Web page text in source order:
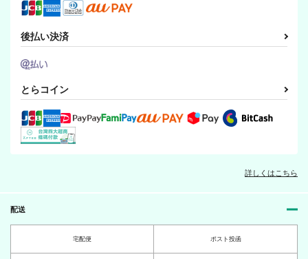
後払い決済
とらコイン
詳しくはこちら
配送
宅配便 ポスト投函